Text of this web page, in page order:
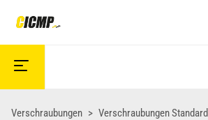
Verschraubungen Verschraubungen Standard